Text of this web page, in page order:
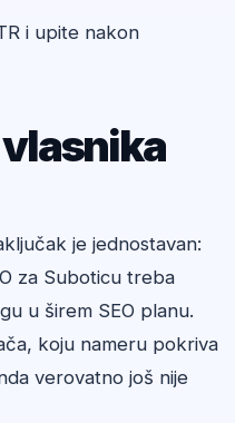
i upite nakon
je jednostavan:
za Suboticu treba
u širem SEO planu.
koju nameru pokriva
verovatno još nije